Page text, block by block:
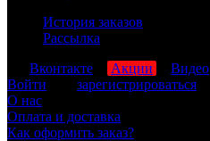
История заказов
Рассылка
Вконтакте Акции Видео
Войти
зарегистрироваться
О нас
Оплата и доставка
Как оформить заказ?